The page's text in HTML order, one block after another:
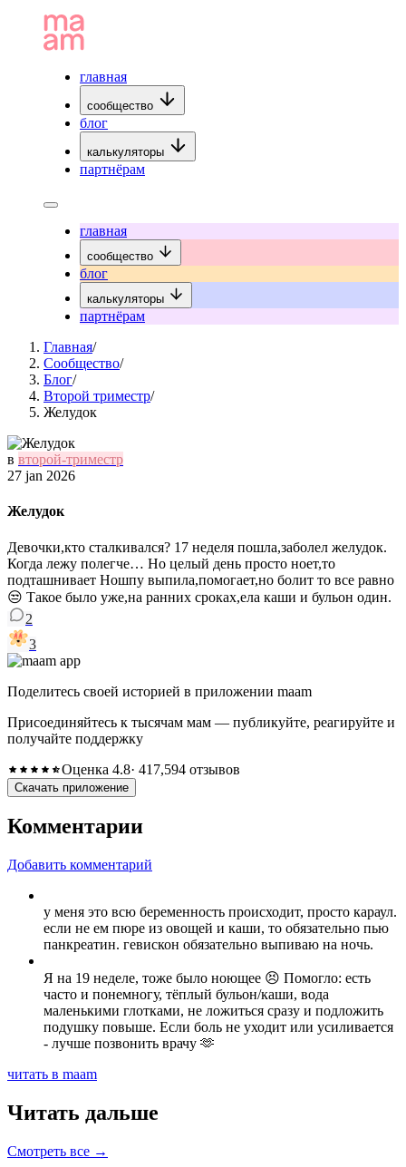
главная
сообщество
блог
калькуляторы
партнёрам
главная
сообщество
блог
калькуляторы
партнёрам
Главная/
Сообщество/
Блог/
Второй триместр/
Желудок
в второй-триместр
27 jan 2026
Желудок
Девочки,кто сталкивался? 17 неделя пошла,заболел желудок.
Когда лежу полегче… Но целый день просто ноет,то
подташнивает Ношпу выпила,помогает,но болит то все равно
😒 Такое было уже,на ранних сроках,ела каши и бульон один.
2
3
Поделитесь своей историей в приложении maam
Присоединяйтесь к тысячам мам — публикуйте, реагируйте и
получайте поддержку
Оценка 4.8· 417,594 отзывов
Скачать приложение
Комментарии
Добавить комментарий
у меня это всю беременность происходит, просто караул.
если не ем пюре из овощей и каши, то обязательно пью
панкреатин. гевискон обязательно выпиваю на ночь.
Я на 19 неделе, тоже было ноющее 😣 Помогло: есть
часто и понемногу, тёплый бульон/каши, вода
маленькими глотками, не ложиться сразу и подложить
подушку повыше. Если боль не уходит или усиливается
- лучше позвонить врачу 🫶
читать в maam
Читать дальше
Смотреть все →